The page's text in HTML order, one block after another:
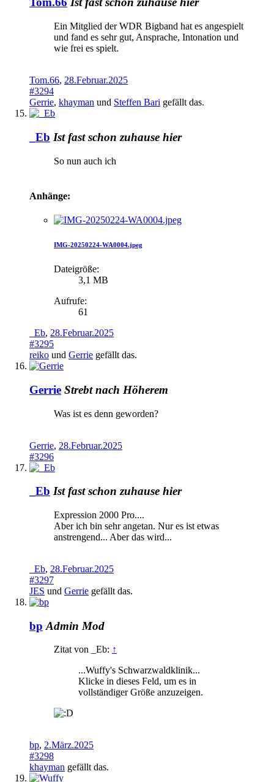
Ein Mitglied der WDR Bigband hat es angespielt
und fand es sehr gut, Ansprache, Intonation und
wie frei es spielt.
Tom.66, 28.Februar.2025
#3294
Gerrie, khayman und Steffen Bari gefällt das.
_Eb Ist fast schon zuhause hier
So nun auch ich
Anhänge:
IMG-20250224-WA0004.jpeg
Dateigröße:
3,1 MB
Aufrufe:
61
_Eb, 28.Februar.2025
#3295
reiko und Gerrie gefällt das.
Gerrie Strebt nach Höherem
Was ist es denn geworden?
Gerrie, 28.Februar.2025
#3296
_Eb Ist fast schon zuhause hier
Expression 2000 Pro....
Aber ich bin sehr angetan. Nur es ist etwas
anstrengend... Aber das wird...
_Eb, 28.Februar.2025
#3297
JES und Gerrie gefällt das.
bp Admin Mod
Zitat von _Eb: ↑
...Wuffy's Schwarzwaldklinik...
Klicke in dieses Feld, um es in
vollständiger Größe anzuzeigen.
bp, 2.März.2025
#3298
khayman gefällt das.